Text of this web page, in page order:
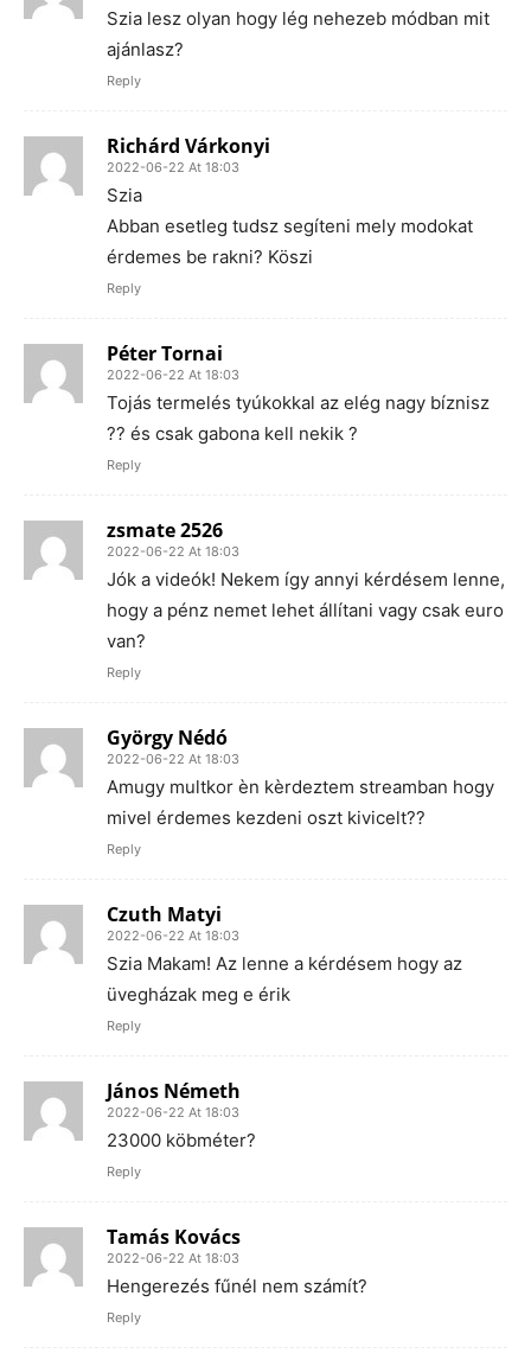
Szia lesz olyan hogy lég nehezeb módban mit
ajánlasz?
Reply
Richárd Várkonyi
2022-06-22 At 18:03
Szia
Abban esetleg tudsz segíteni mely modokat
érdemes be rakni? Köszi
Reply
Péter Tornai
2022-06-22 At 18:03
Tojás termelés tyúkokkal az elég nagy bíznisz
?? és csak gabona kell nekik ?
Reply
zsmate 2526
2022-06-22 At 18:03
Jók a videók! Nekem így annyi kérdésem lenne,
hogy a pénz nemet lehet állítani vagy csak euro
van?
Reply
György Nédó
2022-06-22 At 18:03
Amugy multkor èn kèrdeztem streamban hogy
mivel érdemes kezdeni oszt kivicelt??
Reply
Czuth Matyi
2022-06-22 At 18:03
Szia Makam! Az lenne a kérdésem hogy az
üvegházak meg e érik
Reply
János Németh
2022-06-22 At 18:03
23000 köbméter?
Reply
Tamás Kovács
2022-06-22 At 18:03
Hengerezés fűnél nem számít?
Reply